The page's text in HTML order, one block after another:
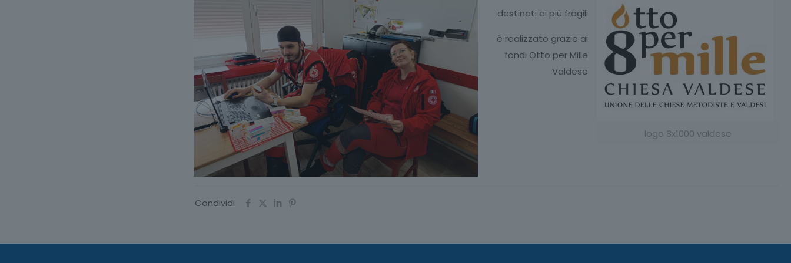
logo 8x1000 valdese
destinati ai più fragili
è realizzato grazie ai
fondi Otto per Mille
Valdese
Condividi